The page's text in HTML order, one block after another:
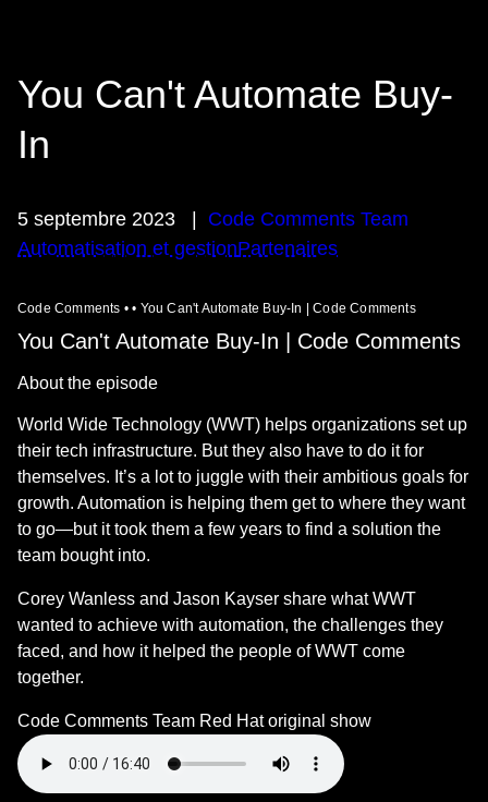
You Can't Automate Buy-
In
5 septembre 2023
Code Comments Team
Automatisation et gestionPartenaires
Code Comments • • You Can't Automate Buy-In | Code Comments
You Can't Automate Buy-In | Code Comments
About the episode
World Wide Technology (WWT) helps organizations set up
their tech infrastructure. But they also have to do it for
themselves. It’s a lot to juggle with their ambitious goals for
growth. Automation is helping them get to where they want
to go—but it took them a few years to find a solution the
team bought into.
Corey Wanless and Jason Kayser share what WWT
wanted to achieve with automation, the challenges they
faced, and how it helped the people of WWT come
together.
Code Comments Team Red Hat original show